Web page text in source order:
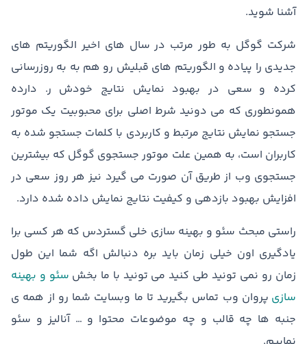
آشنا شوید.
شرکت گوگل به طور مرتب در سال های اخیر الگوریتم های
جدیدی را پیاده و الگوریتم های قبلیش رو هم به به روزرسانی
کرده و سعی در بهبود نمایش نتایج خودش ر. دارده
همونطوری که می دونید شرط اصلی برای محبوبیت یک موتور
جستجو نمایش نتایج مرتبط و کاربردی با کلمات جستجو شده به
کاربران است، به همین علت موتور جستجوی گوگل که بیشترین
جستجوی وب از طریق آن صورت می گیرد نیز هر روز سعی در
افزایش بهبود بازدهی و کیفیت نتایج نمایش داده شده دارد.
راستی مبحث سئو و بهینه سازی خلی گستردس که هر کسی برا
یادگیری اون خیلی زمان باید بره دنبالش اگه شما این طول
زمان رو نمی تونید طی کنید می تونید با ما بخش سئو و بهینه
سازی پروان وب تماس بگیرید تا ما وبسایت شما رو از همه ی
جنبه ها چه قالب و چه موضوعات محتوا و … آنالیز و سئو